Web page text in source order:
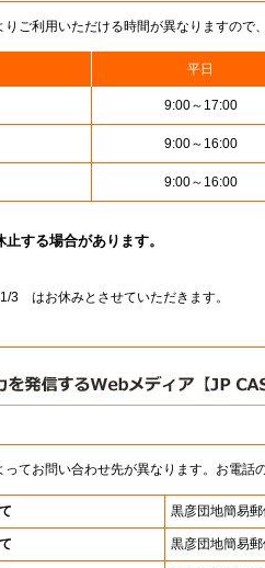
ご利用いただける時間が異なりますので
平日
9:00～17:00
9:00～16:00
9:00～16:00
する場合があります。
3 はお休みとさせていただきます。
てお問い合わせ先が異なります。お電話
黒彦団地簡易
黒彦団地簡易